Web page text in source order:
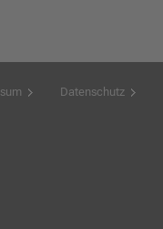
Datenschutz